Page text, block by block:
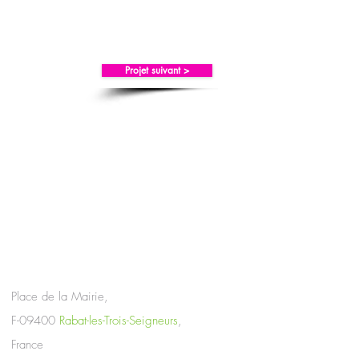
Projet suivant >
Place de la Mairie,
F-09400 Rabat-les-Trois-Seigneurs,
France